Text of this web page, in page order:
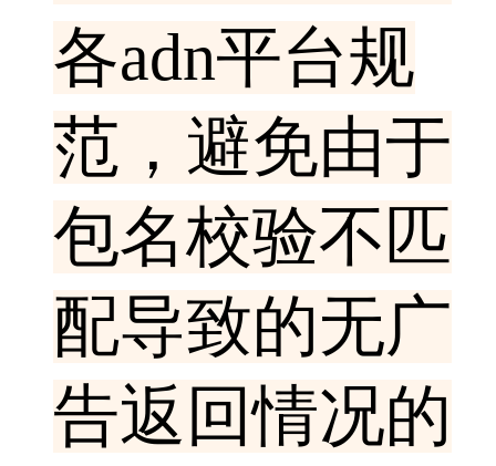
各adn平台规
范，避免由于
包名校验不匹
配导致的无广
告返回情况的